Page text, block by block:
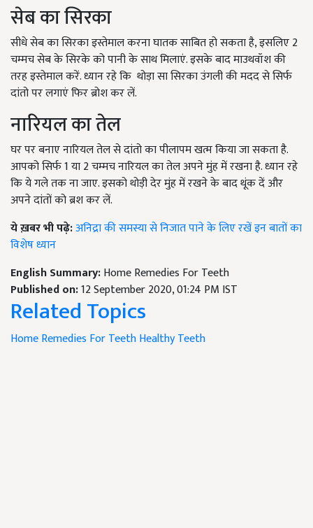
सेब का सिरका
सीधे सेब का सिरका इस्तेमाल करना घातक साबित हो सकता है, इसलिए 2
चम्मच सेब के सिरके को पानी के साथ मिलाएं. इसके बाद माउथवॉश की
तरह इस्तेमाल करें. ध्यान रहे कि थोड़ा सा सिरका उंगली की मदद से सिर्फ
दांतो पर लगाएं फिर ब्रोश कर लें.
नारियल का तेल
घर पर बनाए नारियल तेल से दांतो का पीलापम खत्म किया जा सकता है.
आपको सिर्फ 1 या 2 चम्मच नारियल का तेल अपने मुंह में रखना है. ध्यान रहे
कि ये गले तक ना जाए. इसको थोड़ी देर मुंह में रखने के बाद थूंक दें और
अपने दांतों को ब्रश कर लें.
ये ख़बर भी पढ़े:अनिद्रा की समस्या से निजात पाने के लिए रखें इन बातों का
विशेष ध्यान
English Summary:Home Remedies For Teeth
Published on:12 September 2020, 01:24 PM IST
Related Topics
Home Remedies For TeethHealthy Teeth